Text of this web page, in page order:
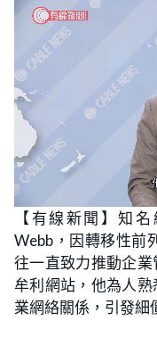
n
m
u
t
e
L
o
a
d
e
d
:
2
4
.
4
4
【有線新聞】知
Webb，因轉移性前
往一直致力推動企
牟利網站，他為人
業網絡關係，引發細